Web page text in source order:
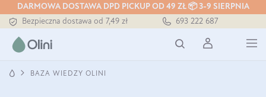
DARMOWA DOSTAWA DPD PICKUP OD 49 ZŁ 📦 3-9 SIERPNIA
Bezpieczna dostawa od 7,49 zł
Darmowa dostawa od 199 zł
Tłoczony zawsze na zimno
693 222 687
BAZA WIEDZY OLINI